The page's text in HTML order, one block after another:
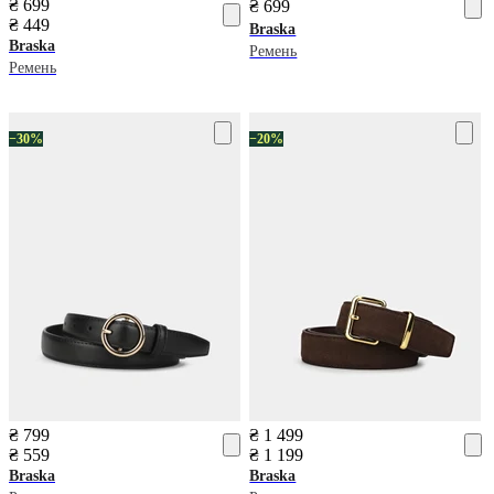
₴ 699
₴ 449
Braska
Ремень
₴ 699
Braska
Ремень
−30%
₴ 799
₴ 559
Braska
−20%
₴ 1 499
₴ 1 199
Braska